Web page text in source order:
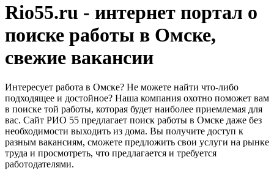
Rio55.ru - интернет портал о
поиске работы в Омске,
свежие вакансии
Интересует работа в Омске? Не можете найти что-либо
подходящее и достойное? Наша компания охотно поможет вам
в поиске той работы, которая будет наиболее приемлемая для
вас. Сайт РИО 55 предлагает поиск работы в Омске даже без
необходимости выходить из дома. Вы получите доступ к
разным вакансиям, сможете предложить свои услуги на рынке
труда и просмотреть, что предлагается и требуется
работодателями.